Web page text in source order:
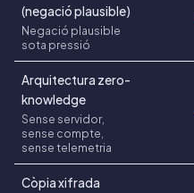
(negació plausible)
Negació plausible
sota pressió
Arquitectura zero-
knowledge
Sense servidor,
sense compte,
sense telemetria
Còpia xifrada